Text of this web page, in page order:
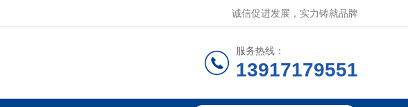
诚信促进发展，实力铸就品牌
服务热线：
13917179551